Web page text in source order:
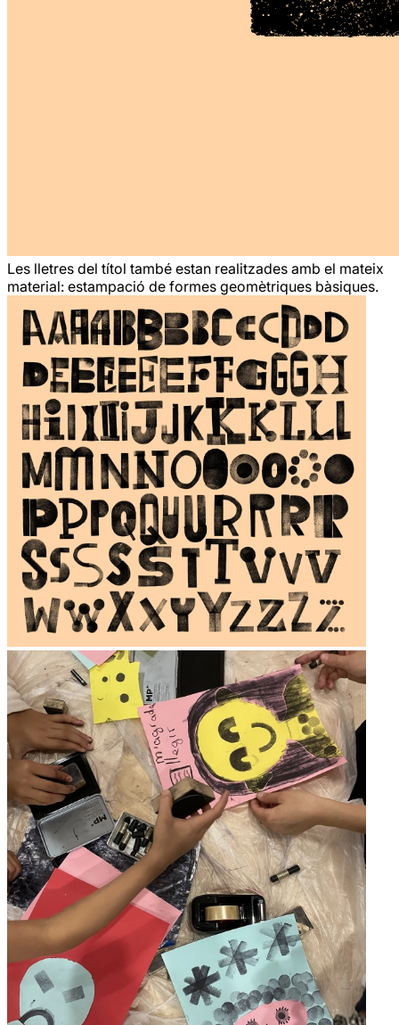
Les lletres del títol també estan realitzades amb el mateix
material: estampació de formes geomètriques bàsiques.